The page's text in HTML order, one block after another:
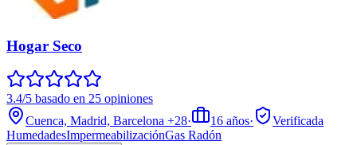
Hogar Seco
3.4/5 basado en 25 opiniones
Cuenca, Madrid, Barcelona +28· 16 años·
Verificada
HumedadesImpermeabilizaciónGas Radón